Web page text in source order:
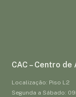
CAC – Centro
Localização: Piso L2
Segunda a Sábado: